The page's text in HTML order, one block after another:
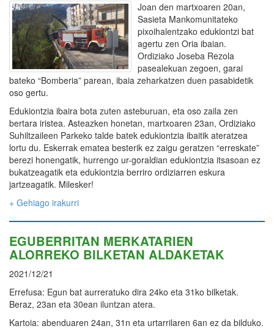
Joan den martxoaren 20an,
Sasieta Mankomunitateko
pixoihalentzako edukiontzi bat
agertu zen Oria ibaian.
Ordiziako Joseba Rezola
pasealekuan zegoen, garai
bateko “Bomberia” parean, ibaia zeharkatzen duen pasabidetik
oso gertu.
Edukiontzia ibaira bota zuten asteburuan, eta oso zaila zen
bertara iristea. Asteazken honetan, martxoaren 23an, Ordiziako
Suhiltzaileen Parkeko talde batek edukiontzia ibaitik ateratzea
lortu du. Eskerrak ematea besterik ez zaigu geratzen “erreskate”
berezi honengatik, hurrengo ur-goraldian edukiontzia itsasoan ez
bukatzeagatik eta edukiontzia berriro ordiziarren eskura
jartzeagatik. Milesker!
+ Gehiago irakurri
EGUBERRITAN MERKATARIEN
ALORREKO BILKETAN ALDAKETAK
2021/12/21
Errefusa: Egun bat aurreratuko dira 24ko eta 31ko bilketak.
Beraz, 23an eta 30ean iluntzan atera.
Kartoia: abenduaren 24an, 31n eta urtarrilaren 6an ez da bilduko.